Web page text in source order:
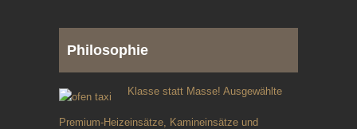
Philosophie
Klasse statt Masse! Ausgewählte
Premium-Heizeinsätze, Kamineinsätze und